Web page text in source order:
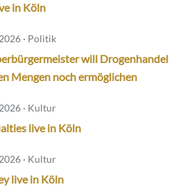
in Köln
· Politik
will Drogenhandel
Mengen noch ermöglichen
· Kultur
live in Köln
· Kultur
live in Köln